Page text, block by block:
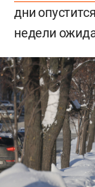
дни
недели